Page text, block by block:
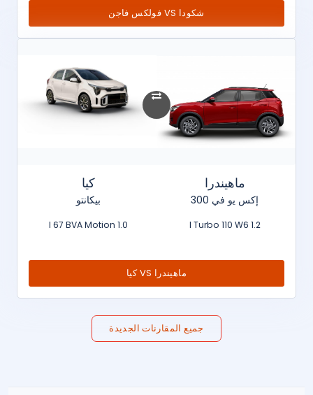
شكودا VS فولكس فاجن
ماهيندرا
إكس يو في 300
1.2 l Turbo 110 W6
كيا
بيكانتو
1.0 l 67 BVA Motion
ماهيندرا VS كيا
جميع المقارنات الجديدة